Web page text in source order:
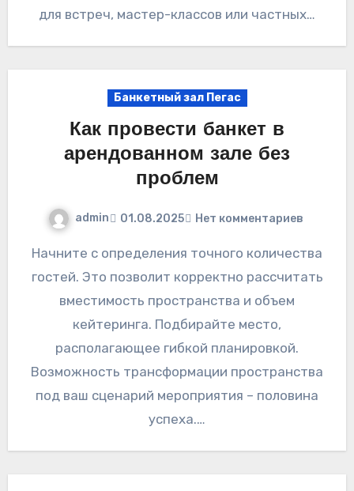
для встреч, мастер-классов или частных…
Банкетный зал Пегас
Как провести банкет в
арендованном зале без
проблем
admin 01.08.2025 Нет комментариев
Начните с определения точного количества
гостей. Это позволит корректно рассчитать
вместимость пространства и объем
кейтеринга. Подбирайте место,
располагающее гибкой планировкой.
Возможность трансформации пространства
под ваш сценарий мероприятия – половина
успеха.…